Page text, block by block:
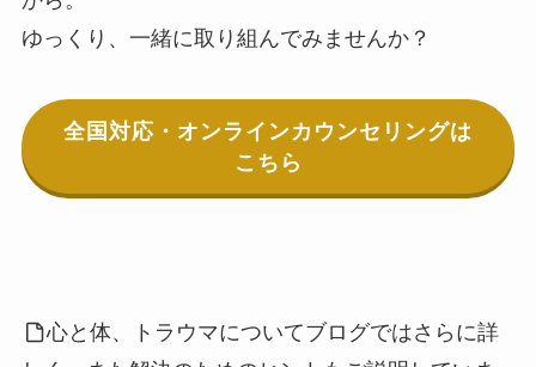
ゆっくり、一緒に取り組んでみませんか？
全国対応・オンラインカウンセリングは
こちら
心と体、トラウマについてブログではさらに詳